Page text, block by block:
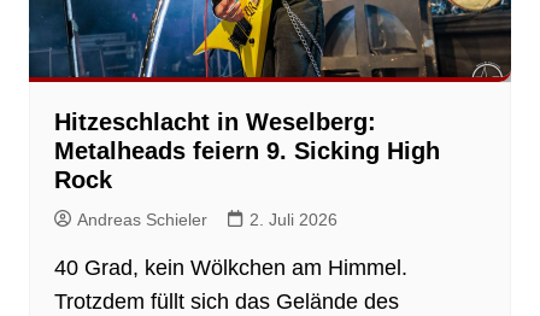
Hitzeschlacht in Weselberg:
Metalheads feiern 9. Sicking High
Rock
Andreas Schieler 2. Juli 2026
40 Grad, kein Wölkchen am Himmel.
Trotzdem füllt sich das Gelände des